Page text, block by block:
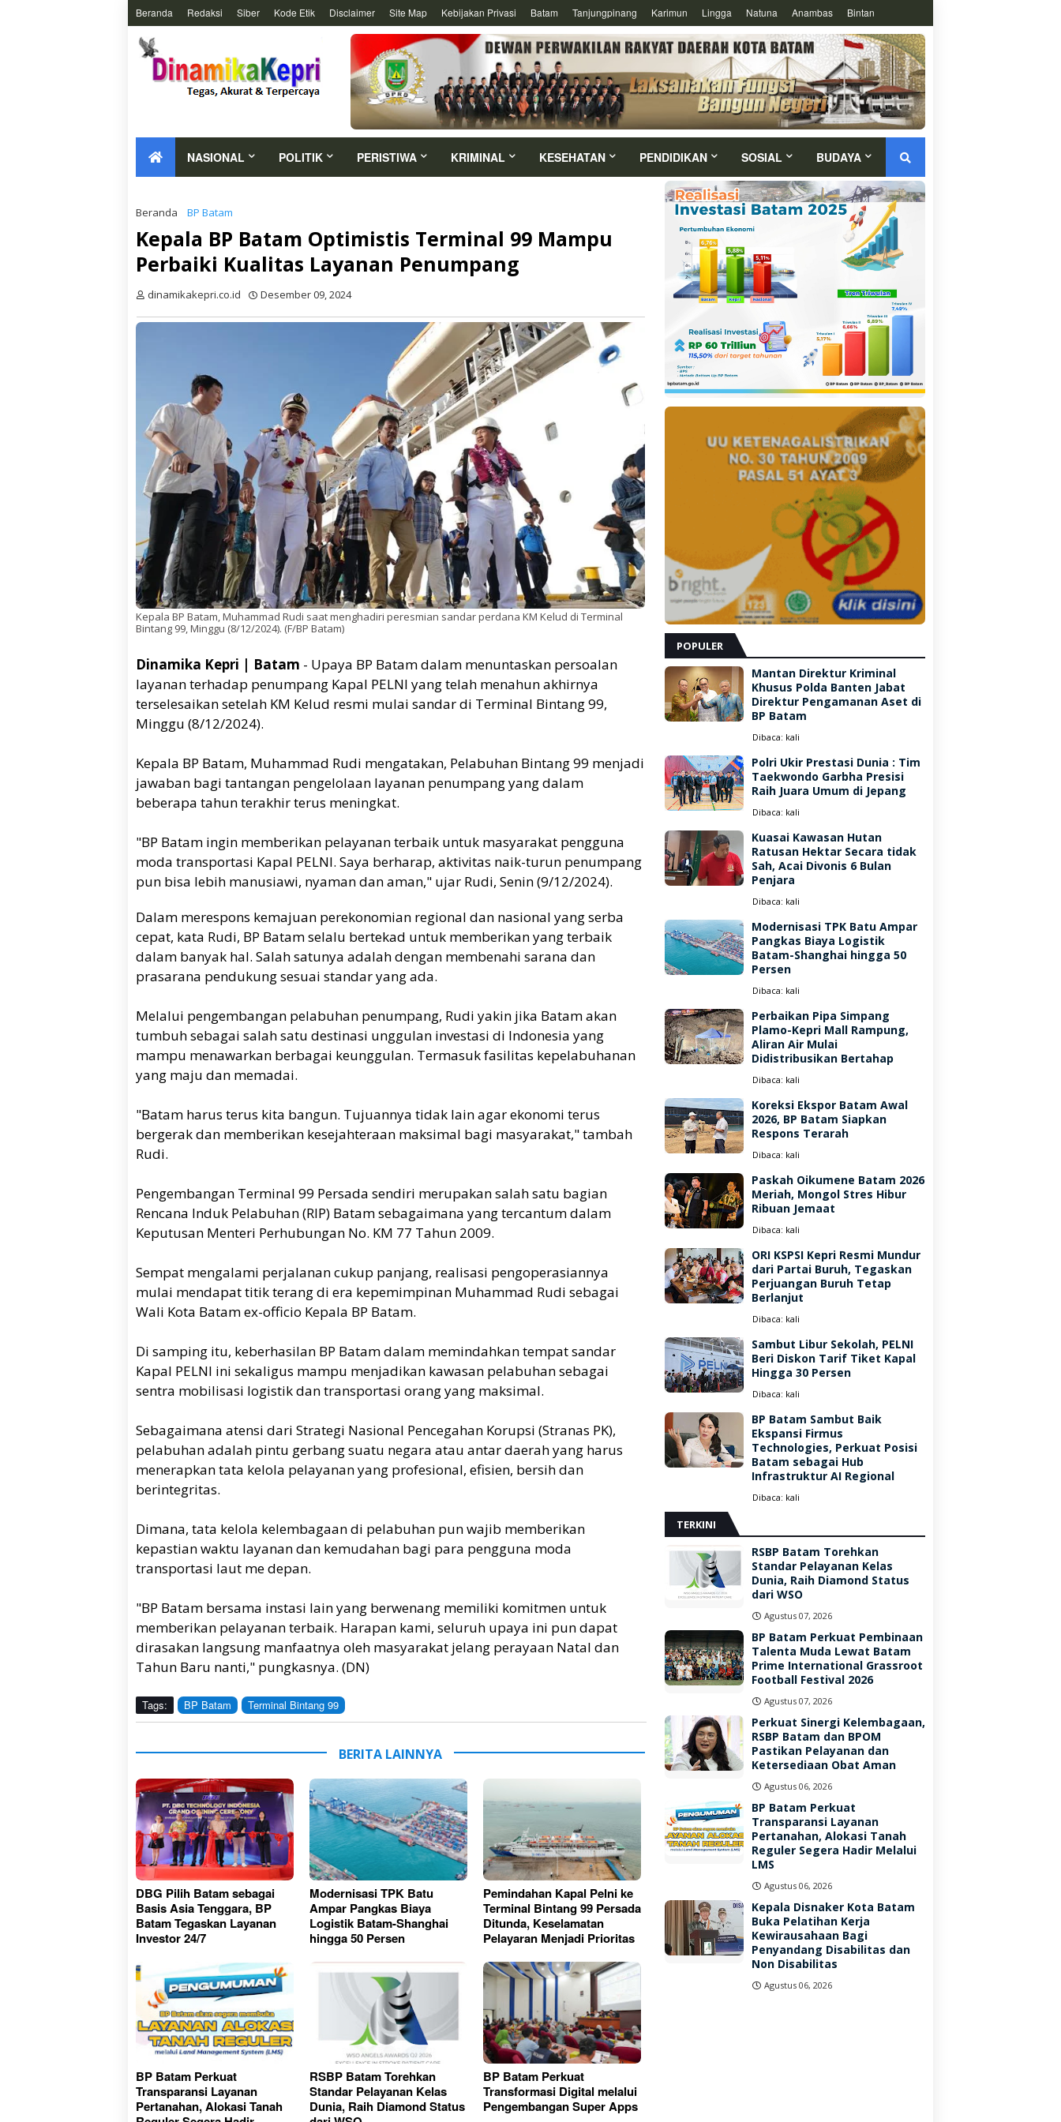
Beranda Redaksi Siber Kode Etik Disclaimer Site Map Kebijakan Privasi Batam Tanjungpinang Karimun Lingga Natuna Anambas Bintan
NASIONAL POLITIK PERISTIWA KRIMINAL KESEHATAN PENDIDIKAN SOSIAL BUDAYA
Beranda BP Batam
Kepala BP Batam Optimistis Terminal 99 Mampu
Perbaiki Kualitas Layanan Penumpang
dinamikakepri.co.id Desember 09, 2024
Kepala BP Batam, Muhammad Rudi saat menghadiri peresmian sandar perdana KM Kelud di Terminal
Bintang 99, Minggu (8/12/2024). (F/BP Batam)
Dinamika Kepri | Batam - Upaya BP Batam dalam menuntaskan persoalan
layanan terhadap penumpang Kapal PELNI yang telah menahun akhirnya
terselesaikan setelah KM Kelud resmi mulai sandar di Terminal Bintang 99,
Minggu (8/12/2024).
Kepala BP Batam, Muhammad Rudi mengatakan, Pelabuhan Bintang 99 menjadi
jawaban bagi tantangan pengelolaan layanan penumpang yang dalam
beberapa tahun terakhir terus meningkat.
"BP Batam ingin memberikan pelayanan terbaik untuk masyarakat pengguna
moda transportasi Kapal PELNI. Saya berharap, aktivitas naik-turun penumpang
pun bisa lebih manusiawi, nyaman dan aman," ujar Rudi, Senin (9/12/2024).
Dalam merespons kemajuan perekonomian regional dan nasional yang serba
cepat, kata Rudi, BP Batam selalu bertekad untuk memberikan yang terbaik
dalam banyak hal. Salah satunya adalah dengan membenahi sarana dan
prasarana pendukung sesuai standar yang ada.
Melalui pengembangan pelabuhan penumpang, Rudi yakin jika Batam akan
tumbuh sebagai salah satu destinasi unggulan investasi di Indonesia yang
mampu menawarkan berbagai keunggulan. Termasuk fasilitas kepelabuhanan
yang maju dan memadai.
"Batam harus terus kita bangun. Tujuannya tidak lain agar ekonomi terus
bergerak dan memberikan kesejahteraan maksimal bagi masyarakat," tambah
Rudi.
Pengembangan Terminal 99 Persada sendiri merupakan salah satu bagian
Rencana Induk Pelabuhan (RIP) Batam sebagaimana yang tercantum dalam
Keputusan Menteri Perhubungan No. KM 77 Tahun 2009.
Sempat mengalami perjalanan cukup panjang, realisasi pengoperasiannya
mulai mendapat titik terang di era kepemimpinan Muhammad Rudi sebagai
Wali Kota Batam ex-officio Kepala BP Batam.
Di samping itu, keberhasilan BP Batam dalam memindahkan tempat sandar
Kapal PELNI ini sekaligus mampu menjadikan kawasan pelabuhan sebagai
sentra mobilisasi logistik dan transportasi orang yang maksimal.
Sebagaimana atensi dari Strategi Nasional Pencegahan Korupsi (Stranas PK),
pelabuhan adalah pintu gerbang suatu negara atau antar daerah yang harus
menerapkan tata kelola pelayanan yang profesional, efisien, bersih dan
berintegritas.
Dimana, tata kelola kelembagaan di pelabuhan pun wajib memberikan
kepastian waktu layanan dan kemudahan bagi para pengguna moda
transportasi laut me depan.
"BP Batam bersama instasi lain yang berwenang memiliki komitmen untuk
memberikan pelayanan terbaik. Harapan kami, seluruh upaya ini pun dapat
dirasakan langsung manfaatnya oleh masyarakat jelang perayaan Natal dan
Tahun Baru nanti," pungkasnya. (DN)
Tags: BP Batam Terminal Bintang 99
BERITA LAINNYA
DBG Pilih Batam sebagai
Basis Asia Tenggara, BP
Batam Tegaskan Layanan
Investor 24/7
Modernisasi TPK Batu
Ampar Pangkas Biaya
Logistik Batam-Shanghai
hingga 50 Persen
Pemindahan Kapal Pelni ke
Terminal Bintang 99 Persada
Ditunda, Keselamatan
Pelayaran Menjadi Prioritas
BP Batam Perkuat
Transparansi Layanan
Pertanahan, Alokasi Tanah
RSBP Batam Torehkan
Standar Pelayanan Kelas
Dunia, Raih Diamond Status
BP Batam Perkuat
Transformasi Digital melalui
Pengembangan Super Apps
POPULER
Mantan Direktur Kriminal
Khusus Polda Banten Jabat
Direktur Pengamanan Aset di
BP Batam
Dibaca: kali
Polri Ukir Prestasi Dunia : Tim
Taekwondo Garbha Presisi
Raih Juara Umum di Jepang
Dibaca: kali
Kuasai Kawasan Hutan
Ratusan Hektar Secara tidak
Sah, Acai Divonis 6 Bulan
Penjara
Dibaca: kali
Modernisasi TPK Batu Ampar
Pangkas Biaya Logistik
Batam-Shanghai hingga 50
Persen
Dibaca: kali
Perbaikan Pipa Simpang
Plamo-Kepri Mall Rampung,
Aliran Air Mulai
Didistribusikan Bertahap
Dibaca: kali
Koreksi Ekspor Batam Awal
2026, BP Batam Siapkan
Respons Terarah
Dibaca: kali
Paskah Oikumene Batam 2026
Meriah, Mongol Stres Hibur
Ribuan Jemaat
Dibaca: kali
ORI KSPSI Kepri Resmi Mundur
dari Partai Buruh, Tegaskan
Perjuangan Buruh Tetap
Berlanjut
Dibaca: kali
Sambut Libur Sekolah, PELNI
Beri Diskon Tarif Tiket Kapal
Hingga 30 Persen
Dibaca: kali
BP Batam Sambut Baik
Ekspansi Firmus
Technologies, Perkuat Posisi
Batam sebagai Hub
Infrastruktur AI Regional
Dibaca: kali
TERKINI
RSBP Batam Torehkan
Standar Pelayanan Kelas
Dunia, Raih Diamond Status
dari WSO
Agustus 07, 2026
BP Batam Perkuat Pembinaan
Talenta Muda Lewat Batam
Prime International Grassroot
Football Festival 2026
Agustus 07, 2026
Perkuat Sinergi Kelembagaan,
RSBP Batam dan BPOM
Pastikan Pelayanan dan
Ketersediaan Obat Aman
Agustus 06, 2026
BP Batam Perkuat
Transparansi Layanan
Pertanahan, Alokasi Tanah
Reguler Segera Hadir Melalui
LMS
Agustus 06, 2026
Kepala Disnaker Kota Batam
Buka Pelatihan Kerja
Kewirausahaan Bagi
Penyandang Disabilitas dan
Non Disabilitas
Agustus 06, 2026